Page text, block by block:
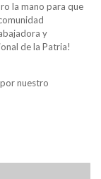
la mano para que
y
de la Patria!
nuestro